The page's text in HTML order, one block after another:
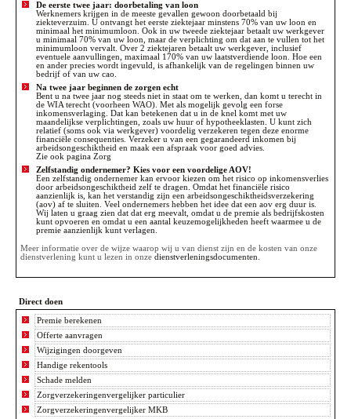
De eerste twee jaar: doorbetaling van loon
Werknemers krijgen in de meeste gevallen gewoon doorbetaald bij
ziekteverzuim. U ontvangt het eerste ziektejaar minstens 70% van uw loon en
minimaal het minimumloon. Ook in uw tweede ziektejaar betaalt uw werkgever
u minimaal 70% van uw loon, maar de verplichting om dat aan te vullen tot het
minimumloon vervalt. Over 2 ziektejaren betaalt uw werkgever, inclusief
eventuele aanvullingen, maximaal 170% van uw laatstverdiende loon. Hoe een
en ander precies wordt ingevuld, is afhankelijk van de regelingen binnen uw
bedrijf of van uw cao.
Na twee jaar beginnen de zorgen echt
Bent u na twee jaar nog steeds niet in staat om te werken, dan komt u terecht in
de WIA terecht (voorheen WAO). Met als mogelijk gevolg een forse
inkomensverlaging. Dat kan betekenen dat u in de knel komt met uw
maandelijkse verplichtingen, zoals uw huur of hypotheeklasten. U kunt zich
relatief (soms ook via werkgever) voordelig verzekeren tegen deze enorme
financiële consequenties. Verzeker u van een gegarandeerd inkomen bij
arbeidsongeschiktheid en maak een afspraak voor goed advies.
Zie ook paginaZorg
Zelfstandig ondernemer? Kies voor een voordelige AOV!
Een zelfstandig ondernemer kan ervoor kiezen om het risico op inkomensverlies
door arbeidsongeschiktheid zelf te dragen. Omdat het financiële risico
aanzienlijk is, kan het verstandig zijn een arbeidsongeschiktheidsverzekering
(aov) af te sluiten. Veel ondernemers hebben het idee dat een aov erg duur is.
Wij laten u graag zien dat dat erg meevalt, omdat u de premie als bedrijfskosten
kunt opvoeren en omdat u een aantal keuzemogelijkheden heeft waarmee u de
premie aanzienlijk kunt verlagen.
Meer informatie over de wijze waarop wij u van dienst zijn en de kosten van onze
dienstverlening kunt u lezen in onze dienstverleningsdocumenten
Direct doen
Premie berekenen
Offerte aanvragen
Wijzigingen doorgeven
Handige rekentools
Schade melden
Zorgverzekeringenvergelijker particulier
Zorgverzekeringenvergelijker MKB